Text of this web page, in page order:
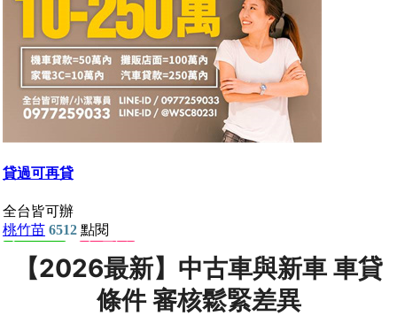
【2026最新】中古車與新車 車貸
條件 審核鬆緊差異